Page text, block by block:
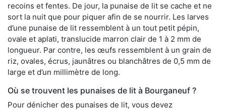
recoins et fentes. De jour, la punaise de lit se cache et ne
sort la nuit que pour piquer afin de se nourrir. Les larves
d’une punaise de lit ressemblent à un tout petit pépin,
ovale et aplati, translucide marron clair de 1 à 2 mm de
longueur. Par contre, les œufs ressemblent à un grain de
riz, ovales, écrus, jaunâtres ou blanchâtres de 0,5 mm de
large et d’un millimètre de long.
Où se trouvent les punaises de lit à Bourganeuf ?
Pour dénicher des punaises de lit, vous devez